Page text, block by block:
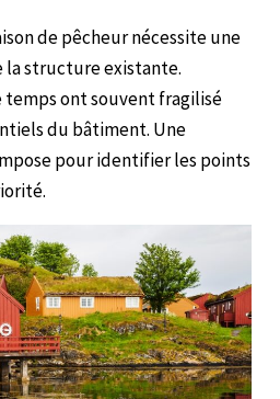
de pêcheur nécessite une
la structure existante.
temps ont souvent fragilisé
du bâtiment. Une
pour identifier les points